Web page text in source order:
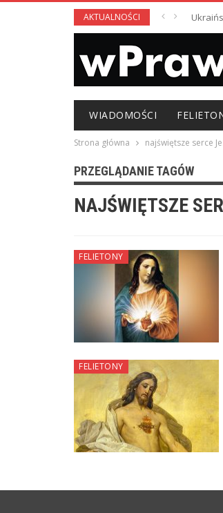
AKTUALNOŚCI
WIADOMOŚCI
Strona główna najświętsze serce
PRZEGLĄDANIE TAGÓW
NAJŚWIĘTSZE
FELIETONY
FELIETONY